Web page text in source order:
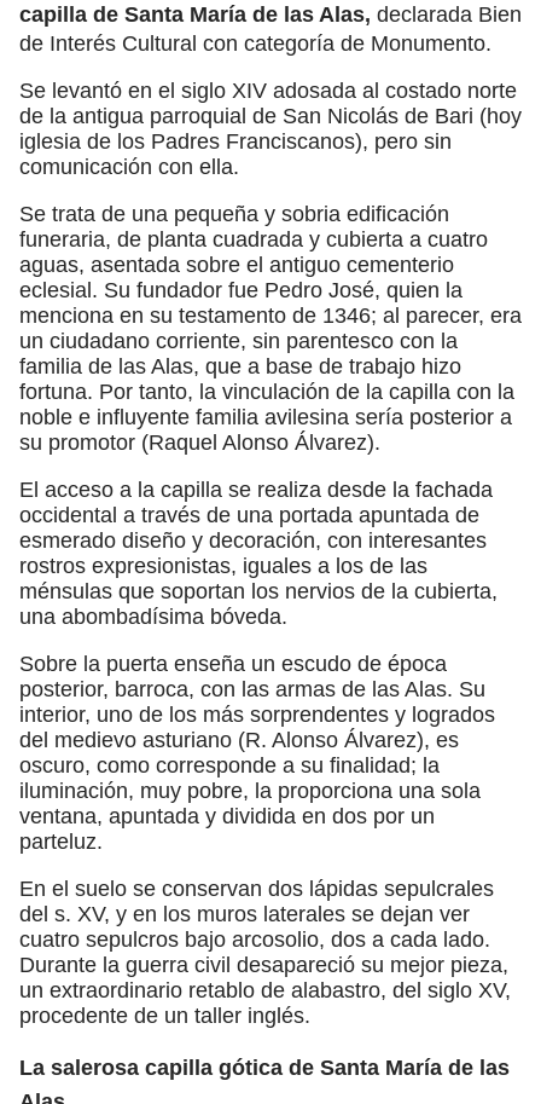
capilla de Santa María de las Alas, declarada Bien
de Interés Cultural con categoría de Monumento.
Se levantó en el siglo XIV adosada al costado norte
de la antigua parroquial de San Nicolás de Bari (hoy
iglesia de los Padres Franciscanos), pero sin
comunicación con ella.
Se trata de una pequeña y sobria edificación
funeraria, de planta cuadrada y cubierta a cuatro
aguas, asentada sobre el antiguo cementerio
eclesial. Su fundador fue Pedro José, quien la
menciona en su testamento de 1346; al parecer, era
un ciudadano corriente, sin parentesco con la
familia de las Alas, que a base de trabajo hizo
fortuna. Por tanto, la vinculación de la capilla con la
noble e influyente familia avilesina sería posterior a
su promotor (Raquel Alonso Álvarez).
El acceso a la capilla se realiza desde la fachada
occidental a través de una portada apuntada de
esmerado diseño y decoración, con interesantes
rostros expresionistas, iguales a los de las
ménsulas que soportan los nervios de la cubierta,
una abombadísima bóveda.
Sobre la puerta enseña un escudo de época
posterior, barroca, con las armas de las Alas. Su
interior, uno de los más sorprendentes y logrados
del medievo asturiano (R. Alonso Álvarez), es
oscuro, como corresponde a su finalidad; la
iluminación, muy pobre, la proporciona una sola
ventana, apuntada y dividida en dos por un
parteluz.
En el suelo se conservan dos lápidas sepulcrales
del s. XV, y en los muros laterales se dejan ver
cuatro sepulcros bajo arcosolio, dos a cada lado.
Durante la guerra civil desapareció su mejor pieza,
un extraordinario retablo de alabastro, del siglo XV,
procedente de un taller inglés.
La salerosa capilla gótica de Santa María de las